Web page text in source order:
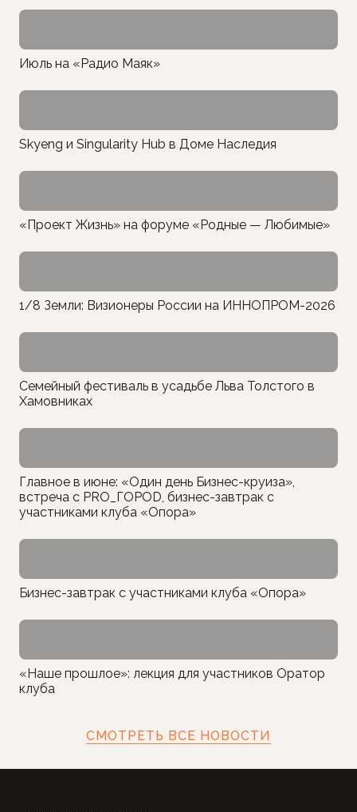
Июль на «Радио Маяк»
Skyeng и Singularity Hub в Доме Наследия
«Проект Жизнь» на форуме «Родные — Любимые»
1/8 Земли: Визионеры России на ИННОПРОМ-2026
Семейный фестиваль в усадьбе Льва Толстого в
Хамовниках
Главное в июне: «Один день Бизнес-круиза»,
встреча с PRO_ГОРОD, бизнес-завтрак с
участниками клуба «Опора»
Бизнес-завтрак с участниками клуба «Опора»
«Наше прошлое»: лекция для участников Оратор
клуба
СМОТРЕТЬ ВСЕ НОВОСТИ